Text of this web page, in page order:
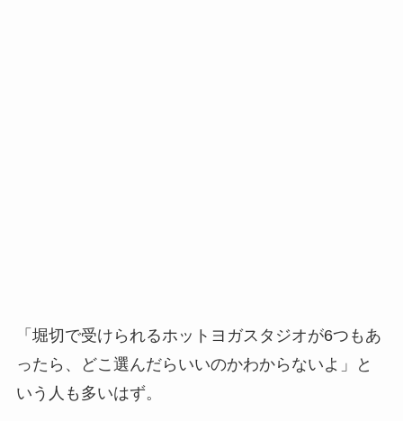
「堀切で受けられるホットヨガスタジオが6つもあ
ったら、どこ選んだらいいのかわからないよ」と
いう人も多いはず。